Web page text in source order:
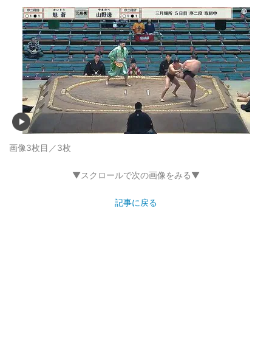
画像3枚目／3枚
▼スクロールで次の画像をみる▼
記事に戻る